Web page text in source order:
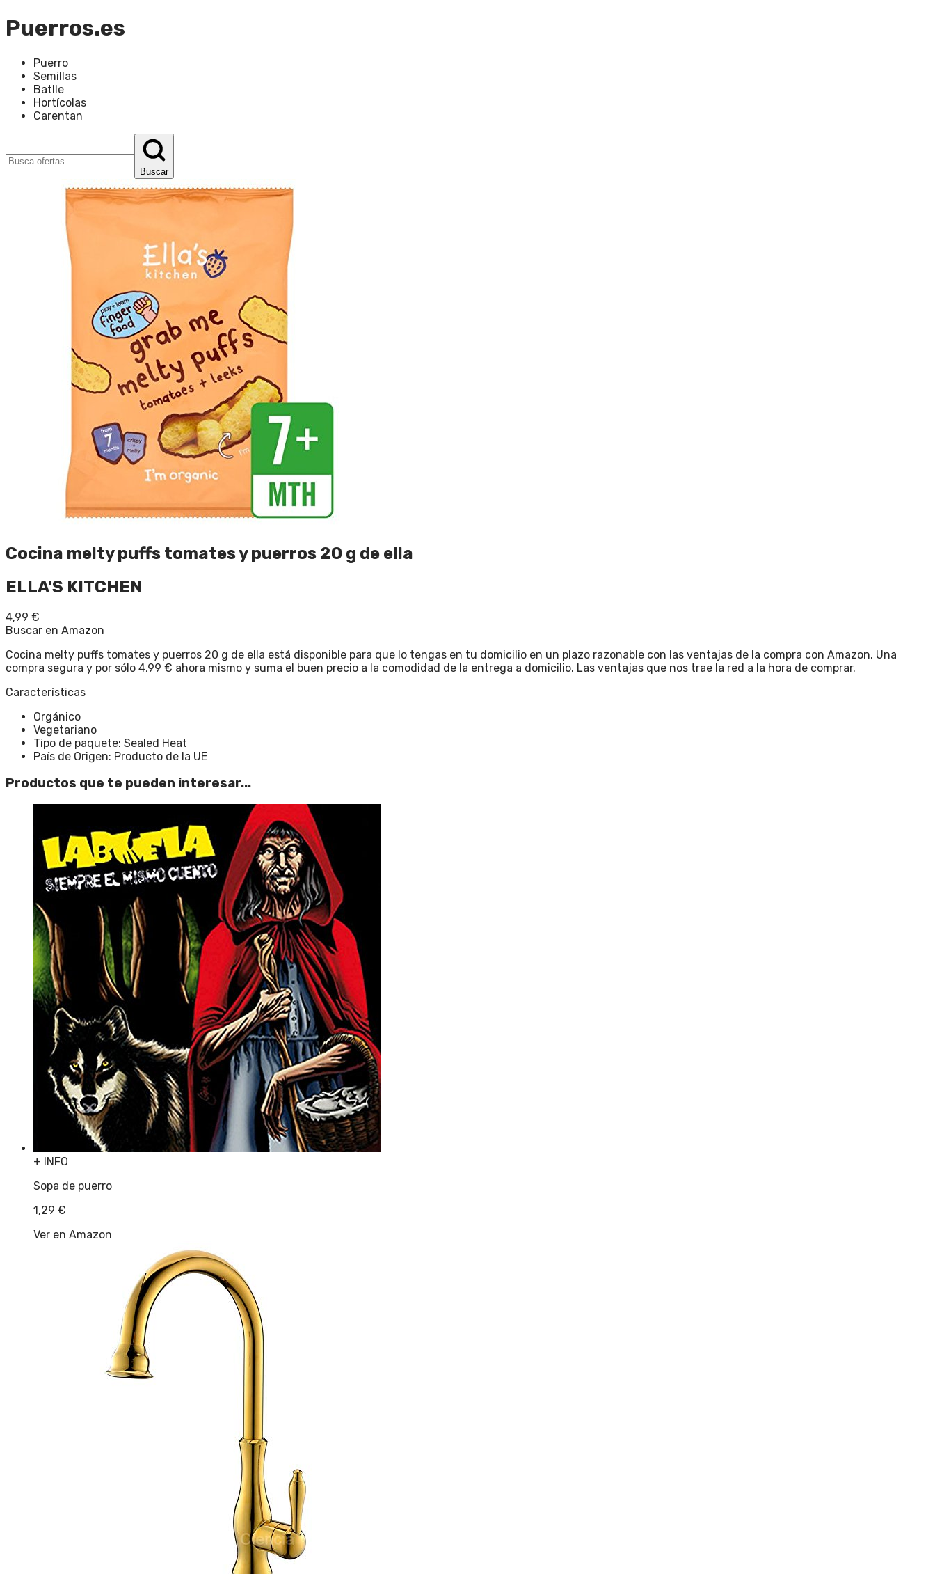
Puerros.es
Puerro
Semillas
Batlle
Hortícolas
Carentan
Buscar
Cocina melty puffs tomates y puerros 20 g de ella
ELLA'S KITCHEN
4,99 €
Buscar en Amazon
Cocina melty puffs tomates y puerros 20 g de ella está disponible para que lo tengas en tu domicilio en un plazo razonable con las ventajas de la compra con Amazon. Una
compra segura y por sólo 4,99 € ahora mismo y suma el buen precio a la comodidad de la entrega a domicilio. Las ventajas que nos trae la red a la hora de comprar.
Características
Orgánico
Vegetariano
Tipo de paquete: Sealed Heat
País de Origen: Producto de la UE
Productos que te pueden interesar...
+ INFO
Sopa de puerro
1,29 €
Ver en Amazon